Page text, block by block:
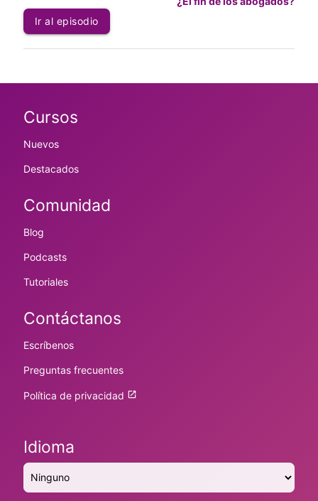
Ir al episodio
Cursos
Nuevos
Destacados
Comunidad
Blog
Podcasts
Tutoriales
Contáctanos
Escríbenos
Preguntas frecuentes
Política de privacidad
Idioma